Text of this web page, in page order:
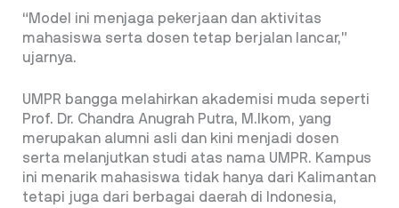
“Model ini menjaga pekerjaan dan aktivitas
mahasiswa serta dosen tetap berjalan lancar,”
ujarnya.
UMPR bangga melahirkan akademisi muda seperti
Prof. Dr. Chandra Anugrah Putra, M.Ikom, yang
merupakan alumni asli dan kini menjadi dosen
serta melanjutkan studi atas nama UMPR. Kampus
ini menarik mahasiswa tidak hanya dari Kalimantan
tetapi juga dari berbagai daerah di Indonesia,